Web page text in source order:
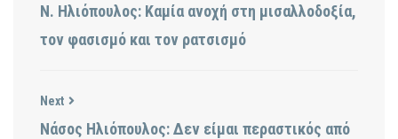
Ν. Ηλιόπουλος: Καμία ανοχή στη μισαλλοδοξία,
τον φασισμό και τον ρατσισμό
Next
Νάσος Ηλιόπουλος: Δεν είμαι περαστικός από